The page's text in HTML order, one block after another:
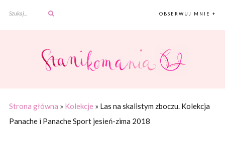
OBSERWUJ MNIE +
Strona główna » Kolekcje » Las na skalistym zboczu. Kolekcja
Panache i Panache Sport jesień-zima 2018